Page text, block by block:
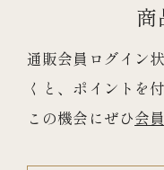
伊勢海老料理一覧
季節限定商品
商
通販会員ログイン
くと、ポイントを
この機会にぜひ会